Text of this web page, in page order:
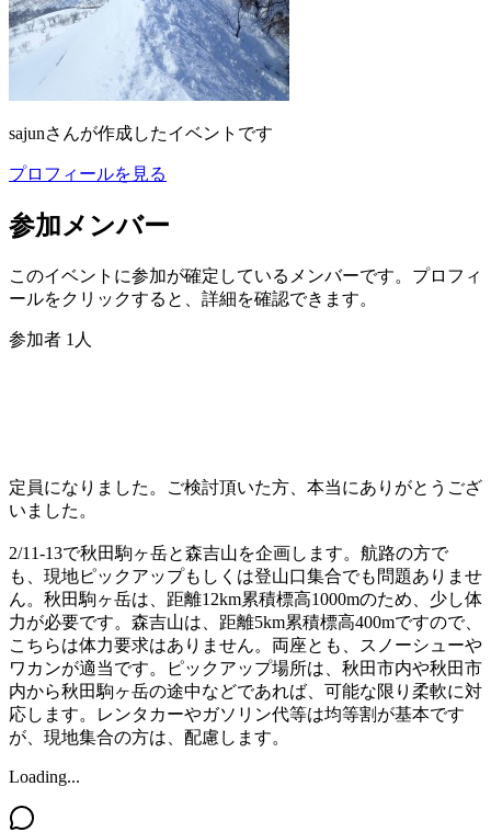
sajunさんが作成したイベントです
プロフィールを見る
参加メンバー
このイベントに参加が確定しているメンバーです。プロフィ
ールをクリックすると、詳細を確認できます。
参加者 1 人
定員になりました。ご検討頂いた方、本当にありがとうござ
いました。
2/11-13で秋田駒ヶ岳と森吉山を企画します。航路の方で
も、現地ピックアップもしくは登山口集合でも問題ありませ
ん。秋田駒ヶ岳は、距離12km累積標高1000mのため、少し体
力が必要です。森吉山は、距離5km累積標高400mですので、
こちらは体力要求はありません。両座とも、スノーシューや
ワカンが適当です。ピックアップ場所は、秋田市内や秋田市
内から秋田駒ヶ岳の途中などであれば、可能な限り柔軟に対
応します。レンタカーやガソリン代等は均等割が基本です
が、現地集合の方は、配慮します。
Loading...